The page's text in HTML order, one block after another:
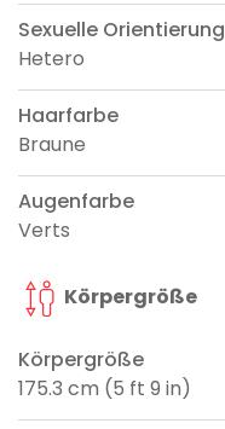
Sexuelle Orientierung
Hetero
Haarfarbe
Braune
Augenfarbe
Verts
Körpergröße
Körpergröße
175.3 cm (5 ft 9 in)